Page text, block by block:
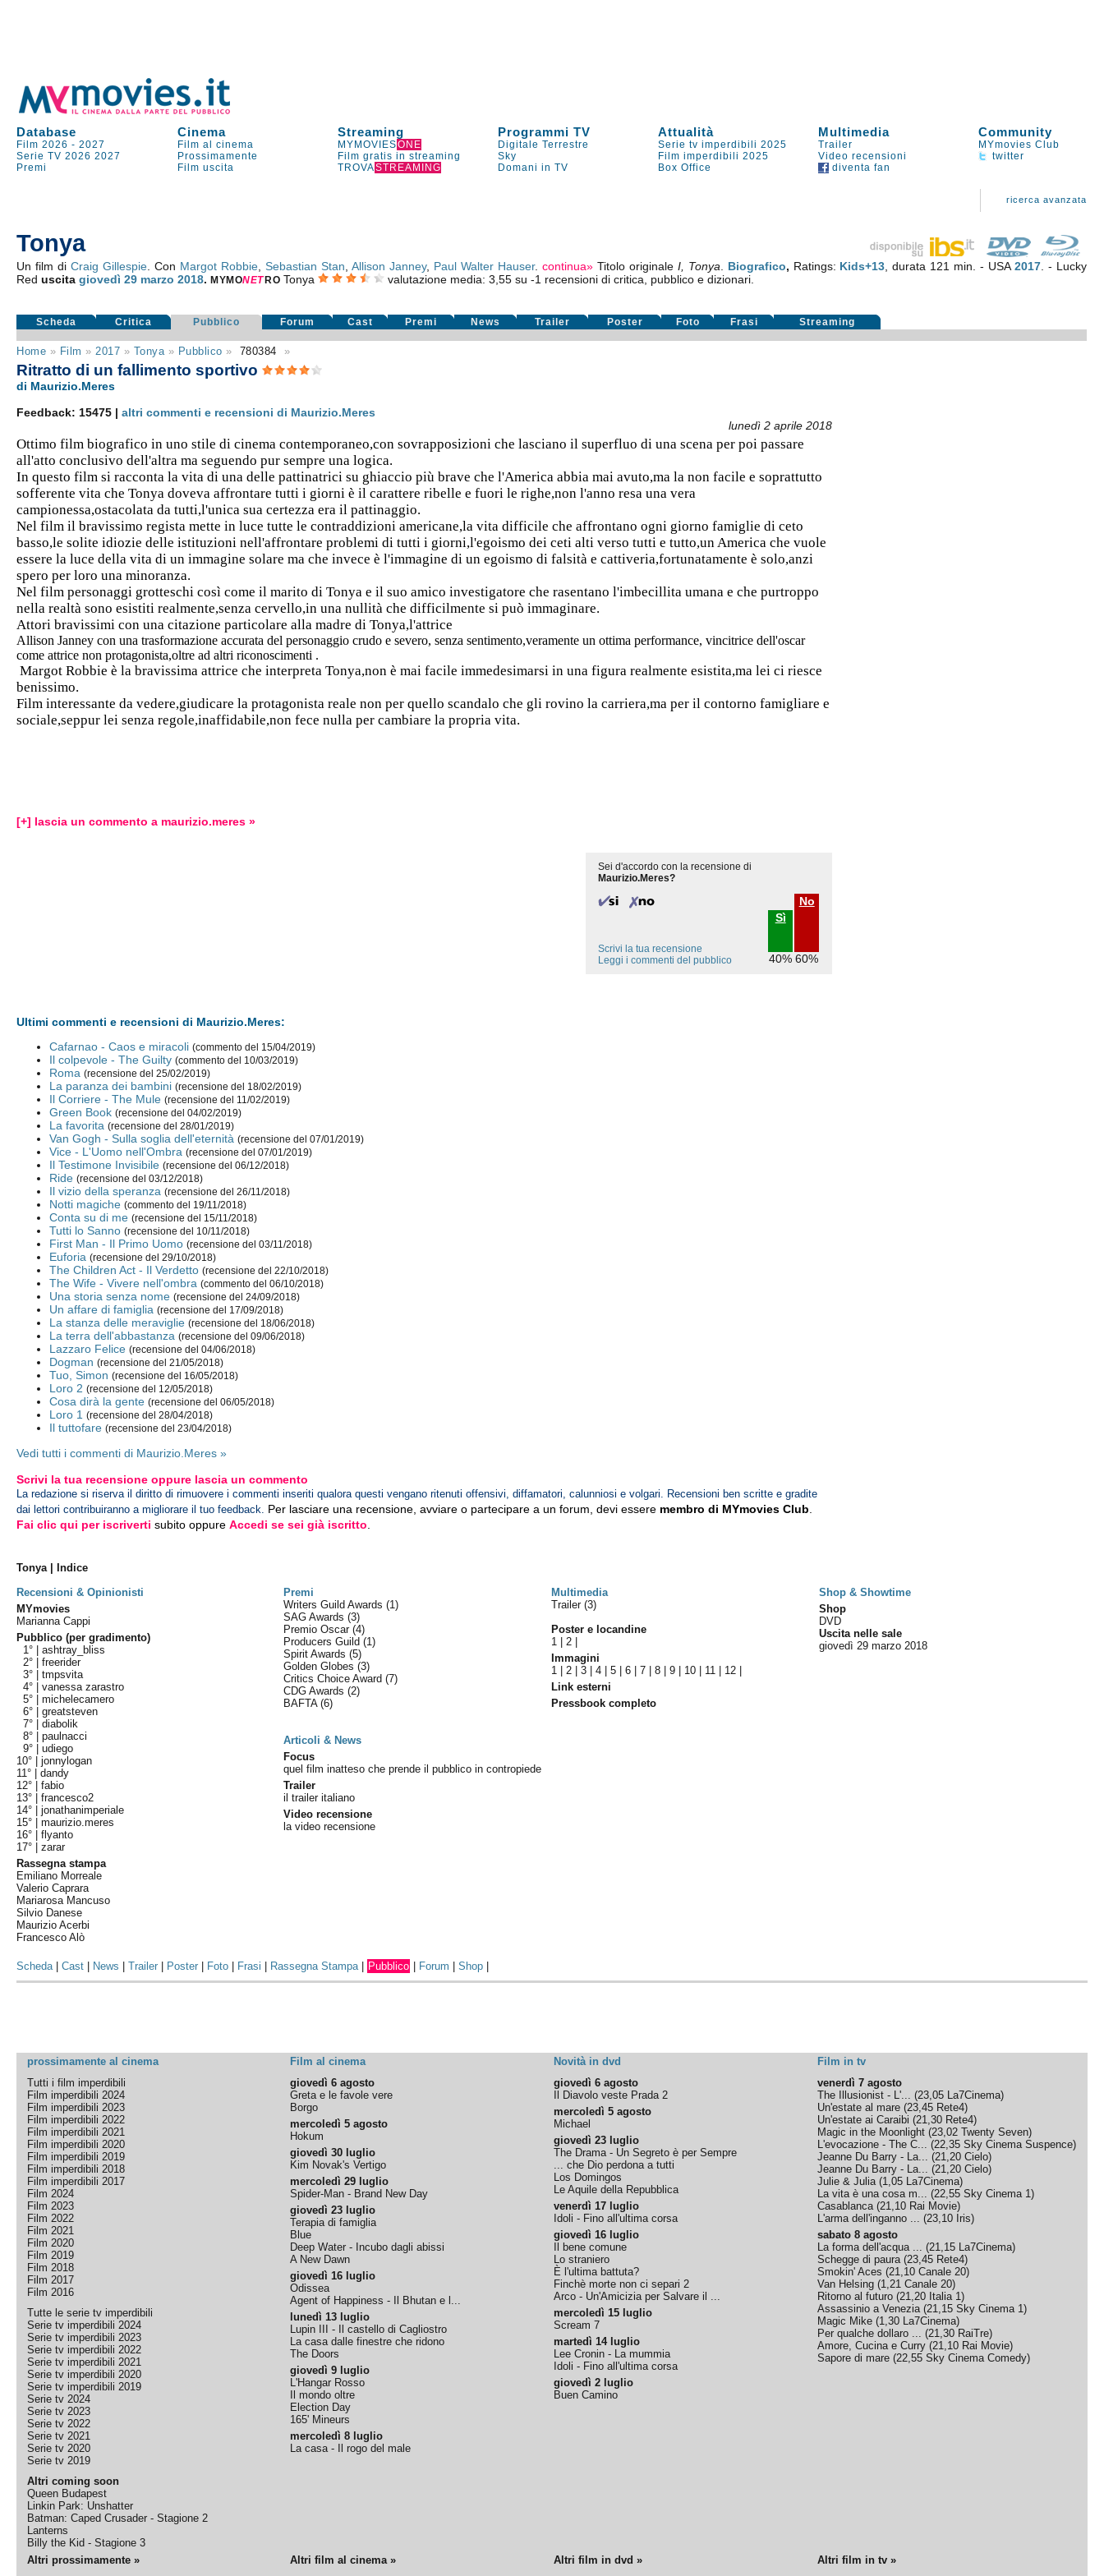
Database Cinema Streaming Programmi TV Attualità Multimedia Community
Film 2026 -2027 Film al cinema MYMOVIESONE Digitale Terrestre Serie tv imperdibili 2025 Trailer
MYmovies Club
Serie TV 2026 2027 Prossimamente Film gratis in streaming Sky Film imperdibili 2025 Video recensioni
twitter
Premi
Film uscita TROVASTREAMING Domani in TV Box Office diventa fan
ricerca avanzata
Tonya
Un film diCraig Gillespie . Con Margot Robbie, Sebastian Stan Allison Janney, Paul Walter Hauser. continua» Titolo originale I, Tonya Biografico, Ratings: Kids+13 , durata 121 min. - USA2017 . - Lucky
Reduscitagiovedì 29 marzo 2018.MYMONET RO Tonya valutazione media: 3,55 su -1 recensioni di critica, pubblico e dizionari.
Scheda Critica Pubblico Forum Cast Premi News Trailer Poster Foto Frasi Streaming
Home » Film » 2017 » Tonya» Pubblico » 780384 »
Ritratto di un fallimento sportivo
di Maurizio.Meres
Feedback: 15475 |altri commenti e recensioni di Maurizio.Meres
lunedì 2 aprile 2018
Ottimo film biografico in uno stile di cinema contemporaneo,con sovrapposizioni che lasciano il superfluo di una scena per poi passare
all'atto conclusivo dell'altra ma seguendo pur sempre una logica.
In questo film si racconta la vita di una delle pattinatrici su ghiaccio più brave che l'America abbia mai avuto,ma la non facile e soprattutto
sofferente vita che Tonya doveva affrontare tutti i giorni è il carattere ribelle e fuori le righe,non l'anno resa una vera
campionessa,ostacolata da tutti,l'unica sua certezza era il pattinaggio.
Nel film il bravissimo regista mette in luce tutte le contraddizioni americane,la vita difficile che affrontano ogni giorno famiglie di ceto
basso,le solite idiozie delle istituzioni nell'affrontare problemi di tutti i giorni,l'egoismo dei ceti alti verso tutti e tutto,un America che vuole
essere la luce della vita di un immagine solare ma che invece è l'immagine di un egoismo di falsità e cattiveria,fortunatamente è solo,anzi
spero per loro una minoranza.
Nel film personaggi grotteschi così come il marito di Tonya e il suo amico investigatore che rasentano l'imbecillita umana e che purtroppo
nella realtà sono esistiti realmente,senza cervello,in una nullità che difficilmente si può immaginare.
Attori bravissimi con una citazione particolare alla madre di Tonya,l'attrice
Allison Janney con una trasformazione accurata del personaggio crudo e severo, senza sentimento,veramente un ottima performance, vincitrice dell'oscar
come attrice non protagonista,oltre ad altri riconoscimenti .
Margot Robbie è la bravissima attrice che interpreta Tonya,non è mai facile immedesimarsi in una figura realmente esistita,ma lei ci riesce
benissimo.
Film interessante da vedere,giudicare la protagonista reale non per quello scandalo che gli rovino la carriera,ma per il contorno famigliare e
sociale,seppur lei senza regole,inaffidabile,non fece nulla per cambiare la propria vita.
[+] lascia un commento a maurizio.meres »
Sei d'accordo con la recensione di
Maurizio.Meres?
Sì
40%
No
60%
Scrivi la tua recensione
Leggi i commenti del pubblico
Ultimi commenti e recensioni di Maurizio.Meres:
Cafarnao - Caos e miracoli (commento del 15/04/2019)
Il colpevole - The Guilty (commento del 10/03/2019)
Roma (recensione del 25/02/2019)
La paranza dei bambini (recensione del 18/02/2019)
Il Corriere - The Mule (recensione del 11/02/2019)
Green Book (recensione del 04/02/2019)
La favorita (recensione del 28/01/2019)
Van Gogh - Sulla soglia dell'eternità (recensione del 07/01/2019)
Vice - L'Uomo nell'Ombra (recensione del 07/01/2019)
Il Testimone Invisibile (recensione del 06/12/2018)
Ride (recensione del 03/12/2018)
Il vizio della speranza (recensione del 26/11/2018)
Notti magiche (commento del 19/11/2018)
Conta su di me (recensione del 15/11/2018)
Tutti lo Sanno (recensione del 10/11/2018)
First Man - Il Primo Uomo (recensione del 03/11/2018)
Euforia (recensione del 29/10/2018)
The Children Act - Il Verdetto (recensione del 22/10/2018)
The Wife - Vivere nell'ombra (commento del 06/10/2018)
Una storia senza nome (recensione del 24/09/2018)
Un affare di famiglia (recensione del 17/09/2018)
La stanza delle meraviglie (recensione del 18/06/2018)
La terra dell'abbastanza (recensione del 09/06/2018)
Lazzaro Felice (recensione del 04/06/2018)
Dogman (recensione del 21/05/2018)
Tuo, Simon (recensione del 16/05/2018)
Loro 2 (recensione del 12/05/2018)
Cosa dirà la gente (recensione del 06/05/2018)
Loro 1 (recensione del 28/04/2018)
Il tuttofare (recensione del 23/04/2018)
Vedi tutti i commenti di Maurizio.Meres »
Scrivi la tua recensione oppure lascia un commento
La redazione si riserva il diritto di rimuovere i commenti inseriti qualora questi vengano ritenuti offensivi, diffamatori, calunniosi e volgari. Recensioni ben scritte e gradite
dai lettori contribuiranno a migliorare il tuo feedback. Per lasciare una recensione, avviare o partecipare a un forum, devi essere membro di MYmovies Club
Fai clic qui per iscriverti subito oppureAccedi se sei già iscritto
Tonya | Indice
Recensioni & Opinionisti
Premi Multimedia
Shop & Showtime
MYmovies
Marianna Cappi
Pubblico (per gradimento)
1° |ashtray_bliss
2° |freerider
3° |tmpsvita
4° |vanessa zarastro
5° |michelecamero
6° |greatsteven
7° |diabolik
8° |paulnacci
9° |udiego
10° |jonnylogan
11° |dandy
12° |fabio
13° |francesco2
14° |jonathanimperiale
15° |maurizio.meres
16° |flyanto
17° |zarar
Rassegna stampa
Emiliano Morreale
Valerio Caprara
Mariarosa Mancuso
Silvio Danese
Maurizio Acerbi
Francesco Alò
Writers Guild Awards(1)
SAG Awards(3)
Premio Oscar(4)
Producers Guild(1)
Spirit Awards(5)
Golden Globes(3)
Critics Choice Award(7)
CDG Awards(2)
BAFTA(6)
Articoli & News
Focus
quel film inatteso che prende il pubblico in contropiede
Trailer
il trailer italiano
Video recensione
la video recensione
Trailer (3)
Poster e locandine
1 |2
Immagini
1 |2 |3 |4 |5 |6 |7 |8 |9 10 11 12
Link esterni
Pressbook completo
Shop
DVD
Uscita nelle sale
giovedì 29 marzo 2018
Scheda|Cast News |Trailer Poster Foto Frasi Rassegna Stampa| Pubblico Forum |Shop
prossimamente al cinema Film al cinema Novità in dvd
Film in tv
Tutti i film imperdibili
Film imperdibili 2024
Film imperdibili 2023
Film imperdibili 2022
Film imperdibili 2021
Film imperdibili 2020
Film imperdibili 2019
Film imperdibili 2018
Film imperdibili 2017
Film 2024
Film 2023
Film 2022
Film 2021
Film 2020
Film 2019
Film 2018
Film 2017
Film 2016
Tutte le serie tv imperdibili
Serie tv imperdibili 2024
Serie tv imperdibili 2023
Serie tv imperdibili 2022
Serie tv imperdibili 2021
Serie tv imperdibili 2020
Serie tv imperdibili 2019
Serie tv 2024
Serie tv 2023
Serie tv 2022
Serie tv 2021
Serie tv 2020
Serie tv 2019
Altri coming soon
Queen Budapest
Linkin Park: Unshatter
Batman: Caped Crusader - Stagione 2
Lanterns
Billy the Kid - Stagione 3
giovedì 6 agosto
Greta e le favole vere
Borgo
mercoledì 5 agosto
Hokum
giovedì 30 luglio
Kim Novak's Vertigo
mercoledì 29 luglio
Spider-Man - Brand New Day
giovedì 23 luglio
Terapia di famiglia
Blue
Deep Water - Incubo dagli abissi
A New Dawn
giovedì 16 luglio
Odissea
Agent of Happiness - Il Bhutan e l...
lunedì 13 luglio
Lupin III - Il castello di Cagliostro
La casa dalle finestre che ridono
The Doors
giovedì 9 luglio
L'Hangar Rosso
Il mondo oltre
Election Day
165' Mineurs
mercoledì 8 luglio
La casa - Il rogo del male
giovedì 6 agosto
Il Diavolo veste Prada 2
mercoledì 5 agosto
Michael
giovedì 23 luglio
The Drama - Un Segreto è per Sempre
... che Dio perdona a tutti
Los Domingos
Le Aquile della Repubblica
venerdì 17 luglio
Idoli - Fino all'ultima corsa
giovedì 16 luglio
Il bene comune
Lo straniero
È l'ultima battuta?
Finchè morte non ci separi 2
Arco - Un'Amicizia per Salvare il ...
mercoledì 15 luglio
Scream 7
martedì 14 luglio
Lee Cronin - La mummia
Idoli - Fino all'ultima corsa
giovedì 2 luglio
Buen Camino
venerdì 7 agosto
The Illusionist - L'... (23,05 La7Cinema)
Un'estate al mare (23,45 Rete4)
Un'estate ai Caraibi (21,30 Rete4)
Magic in the Moonlight (23,02 Twenty Seven)
L'evocazione - The C... (22,35 Sky Cinema Suspence)
Jeanne Du Barry - La... (21,20 Cielo)
Jeanne Du Barry - La... (21,20 Cielo)
Julie & Julia(1,05 La7Cinema)
La vita è una cosa m... (22,55 Sky Cinema 1)
Casablanca(21,10 Rai Movie)
L'arma dell'inganno ... (23,10 Iris)
sabato 8 agosto
La forma dell'acqua ... (21,15 La7Cinema)
Schegge di paura(23,45 Rete4)
Smokin' Aces (21,10 Canale 20)
Van Helsing (1,21 Canale 20)
Ritorno al futuro (21,20 Italia 1)
Assassinio a Venezia(21,15 Sky Cinema 1)
Magic Mike (1,30 La7Cinema)
Per qualche dollaro ... (21,30 RaiTre)
Amore, Cucina e Curry (21,10 Rai Movie)
Sapore di mare (22,55 Sky Cinema Comedy)
Altri prossimamente » Altri film al cinema » Altri film in dvd » Altri film in tv »